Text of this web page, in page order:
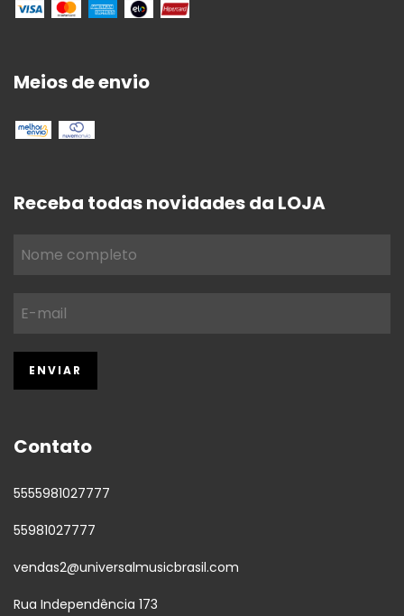
Meios de envio
Receba todas novidades da LOJA
Contato
5555981027777
55981027777
vendas2@universalmusicbrasil.com
Rua Independência 173